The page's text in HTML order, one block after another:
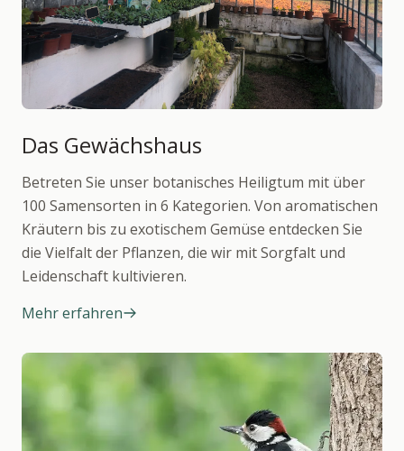
Das Gewächshaus
Betreten Sie unser botanisches Heiligtum mit über
100 Samensorten in 6 Kategorien. Von aromatischen
Kräutern bis zu exotischem Gemüse entdecken Sie
die Vielfalt der Pflanzen, die wir mit Sorgfalt und
Leidenschaft kultivieren.
Mehr erfahren